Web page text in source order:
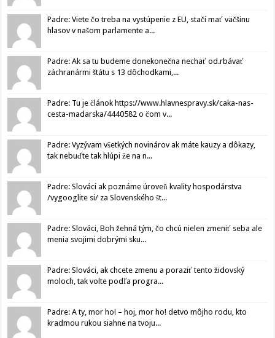
Padre: Viete čo treba na vystúpenie z EU, stačí mať väčšinu
hlasov v našom parlamente a...
Padre: Ak sa tu budeme donekonečna nechať od.rbávať
záchranármi štátu s 13 dôchodkami,...
Padre: Tu je článok https://www.hlavnespravy.sk/caka-nas-
cesta-madarska/4440582 o čom v...
Padre: Vyzývam všetkých novinárov ak máte kauzy a dôkazy,
tak nebuďte tak hlúpi že na n...
Padre: Slováci ak poznáme úroveň kvality hospodárstva
/vygooglite si/ za Slovenského št...
Padre: Slováci, Boh žehná tým, čo chcú nielen zmeniť seba ale
menia svojimi dobrými sku...
Padre: Slováci, ak chcete zmenu a poraziť tento židovský
moloch, tak volte podľa progra...
Padre: A ty, mor ho! – hoj, mor ho! detvo môjho rodu, kto
kradmou rukou siahne na tvoju...